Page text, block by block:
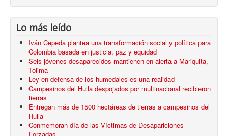
Lo más leído
Iván Cepeda plantea una transformación social y política para
Colombia basada en justicia, paz y equidad
Seis jóvenes desaparecidos mantienen en alerta a Mariquita,
Tolima
Ley en defensa de los humedales es una realidad
Campesinos del Huila despojados por multinacional recibieron
tierras
Entregan más de 1500 hectáreas de tierras a campesinos del
Huila
Conmemoran día de las Víctimas de Desapariciones